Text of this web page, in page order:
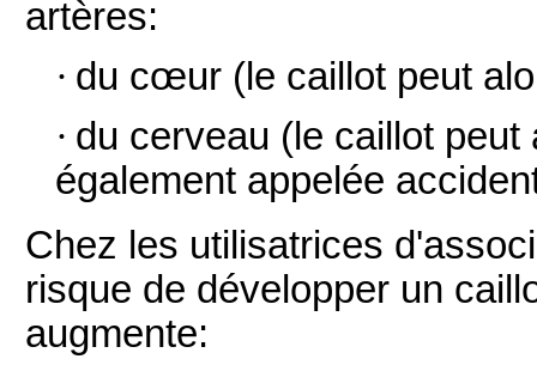
artères:
· du cœur (le caillot peut
· du cerveau (le caillot
également appelée
Chez les utilisatrices
risque de développer un
augmente: